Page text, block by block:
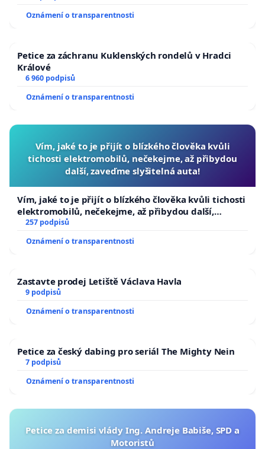
Oznámení o transparentnosti
Petice za záchranu Kuklenských rondelů v Hradci
Králové
6 960 podpisů
Oznámení o transparentnosti
Vím, jaké to je přijít o blízkého člověka kvůli
tichosti elektromobilů, nečekejme, až přibydou
další, zaveďme slyšitelná auta!
Vím, jaké to je přijít o blízkého člověka kvůli tichosti
elektromobilů, nečekejme, až přibydou další,
zaveďme slyšitelná auta!
257 podpisů
Oznámení o transparentnosti
Zastavte prodej Letiště Václava Havla
9 podpisů
Oznámení o transparentnosti
Petice za český dabing pro seriál The Mighty Nein
7 podpisů
Oznámení o transparentnosti
Petice za demisi vlády Ing. Andreje Babiše, SPD a
Motoristů